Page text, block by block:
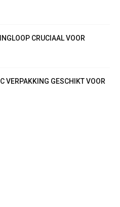
CRUCIAAL VOOR
VERPAKKING GESCHIKT VOOR